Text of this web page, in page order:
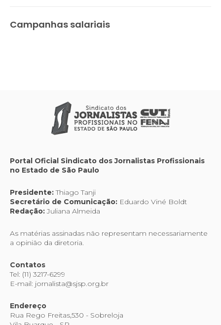
Campanhas salariais
Portal Oficial Sindicato dos Jornalistas Profissionais
no Estado de São Paulo
Presidente:Thiago Tanji
Secretário de Comunicação: Eduardo Viné Boldt
Redação:Juliana Almeida
As matérias assinadas não representam necessariamente
a opinião da diretoria.
Contatos
Tel: (11) 3217-6299
E-mail: jornalista@sjsp.org.br
Endereço
Rua Rego Freitas,530 - Sobreloja